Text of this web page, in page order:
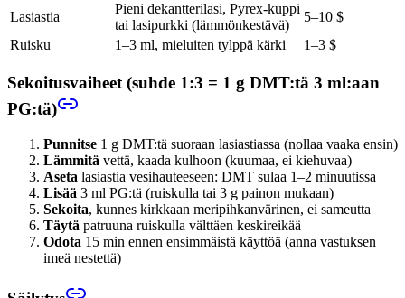
Lasiastia
Pieni dekantterilasi, Pyrex-kuppi
tai lasipurkki (lämmönkestävä)
5–10 $
Ruisku
1–3 ml, mieluiten tylppä kärki 1–3 $
Sekoitusvaiheet (suhde 1:3 = 1 g DMT:tä 3 ml:aan
PG:tä)
Punnitse 1 g DMT:tä suoraan lasiastiassa (nollaa vaaka ensin)
Lämmitä vettä, kaada kulhoon (kuumaa, ei kiehuvaa)
Aseta lasiastia vesihauteeseen: DMT sulaa 1–2 minuutissa
Lisää 3 ml PG:tä (ruiskulla tai 3 g painon mukaan)
Sekoita, kunnes kirkkaan meripihkanvärinen, ei sameutta
Täytä patruuna ruiskulla välttäen keskireikää
Odota 15 min ennen ensimmäistä käyttöä (anna vastuksen
imeä nestettä)